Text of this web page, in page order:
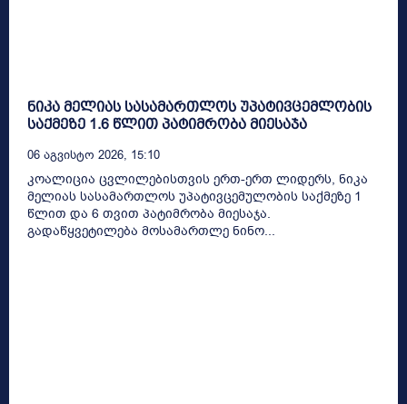
ნიკა მელიას სასამართლოს უპატივცემლობის
საქმეზე 1.6 წლით პატიმრობა მიესაჯა
06 Აგვისტო 2026, 15:10
კოალიცია ცვლილებისთვის ერთ-ერთ ლიდერს, ნიკა
მელიას სასამართლოს უპატივცემულობის საქმეზე 1
წლით და 6 თვით პატიმრობა მიესაჯა.
გადაწყვეტილება მოსამართლე ნინო...